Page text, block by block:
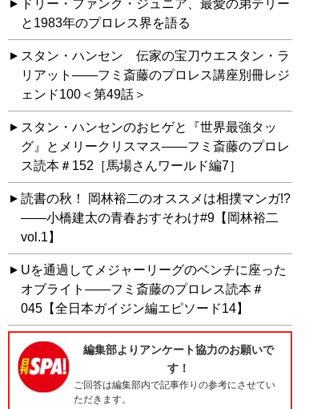
ドリー・ファンク・ジュニア、最愛の弟テリー
と1983年のプロレス界を語る
スタン・ハンセン 伝家の宝刀ウエスタン・ラ
リアット――フミ斎藤のプロレス講座別冊レジ
ェンド100＜第49話＞
スタン・ハンセンのおヒゲと『世界最強タッ
グ』とメリークリスマス――フミ斎藤のプロレ
ス読本＃152［馬場さんワールド編7］
読書の秋！ 岡林裕二のオススメは相撲マンガ!?
――小橋建太の青春おすそわけ#9【岡林裕二
vol.1】
Uを通過してメジャーリーグのベンチに座った
オブライト――フミ斎藤のプロレス読本＃
045【全日本ガイジン編エピソード14】